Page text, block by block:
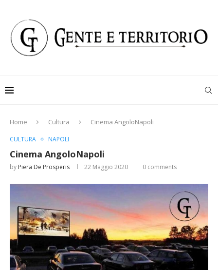
Home Cultura Cinema AngoloNapoli
CULTURA NAPOLI
Cinema AngoloNapoli
by Piera De Prosperis 22 Maggio 2020 0 comments